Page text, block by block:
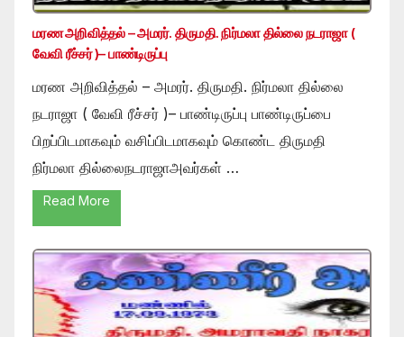
மரண அறிவித்தல் – அமரர். திருமதி. நிர்மலா தில்லை நடராஜா (
வேவி ரீச்சர் )– பாண்டிருப்பு
மரண அறிவித்தல் – அமரர். திருமதி. நிர்மலா தில்லை
நடராஜா ( வேவி ரீச்சர் )– பாண்டிருப்பு பாண்டிருப்பை
பிறப்பிடமாகவும் வசிப்பிடமாகவும் கொண்ட திருமதி
நிர்மலா தில்லைநடராஜாஅவர்கள் …
Read More